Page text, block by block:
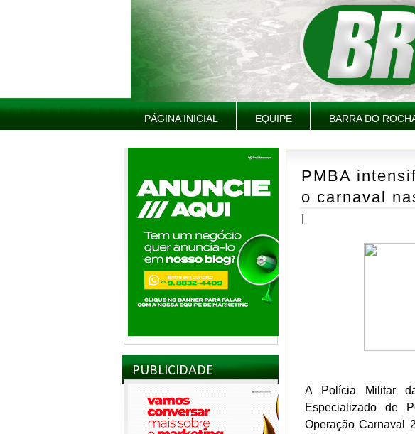
PÁGINA INICIAL EQUIPE BARRA DO
PUBLICIDADE
PMBA
o carnaval
A Polícia Militar
Especializado de
Operação Carnaval